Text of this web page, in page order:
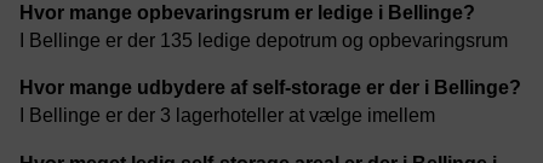
Hvor mange opbevaringsrum er ledige i Bellinge?
I Bellinge er der 135 ledige depotrum og opbevaringsrum
Hvor mange udbydere af self-storage er der i Bellinge?
I Bellinge er der 3 lagerhoteller at vælge imellem